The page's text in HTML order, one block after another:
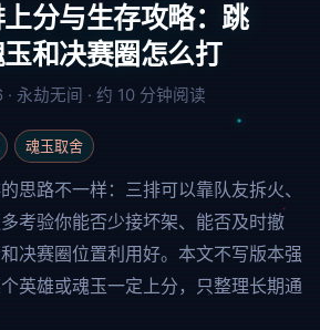
分与生存攻略：跳
和决赛圈怎么打
永劫无间 · 约 10 分钟阅读
魂玉取舍
思路不一样：三排可以靠队友拆火、
考验你能否少接坏架、能否及时撤
决赛圈位置利用好。本文不写版本强
英雄或魂玉一定上分，只整理长期通